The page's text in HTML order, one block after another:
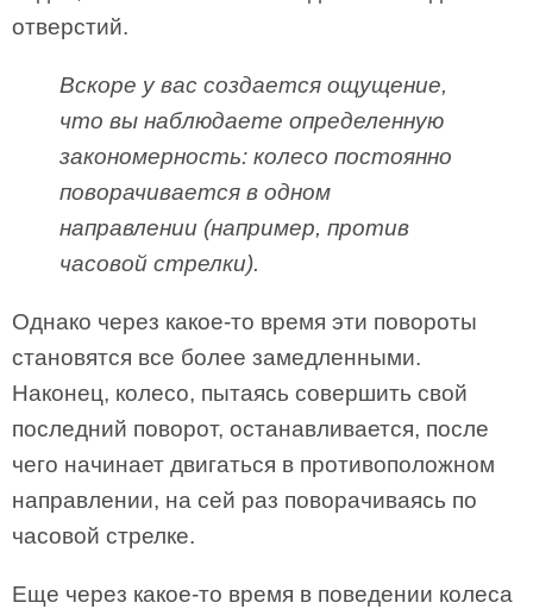
отверстий.
Вскоре у вас создается ощущение,
что вы наблюдаете определенную
закономерность: колесо постоянно
поворачивается в одном
направлении (например, против
часовой стрелки).
Однако через какое-то время эти повороты
становятся все более замедленными.
Наконец, колесо, пытаясь совершить свой
последний поворот, останавливается, после
чего начинает двигаться в противоположном
направлении, на сей раз поворачиваясь по
часовой стрелке.
Еще через какое-то время в поведении колеса